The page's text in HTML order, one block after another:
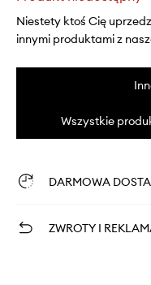
Niestety ktoś Cię
innymi produktami z
Wszystkie
DARMOWA
ZWROTY I